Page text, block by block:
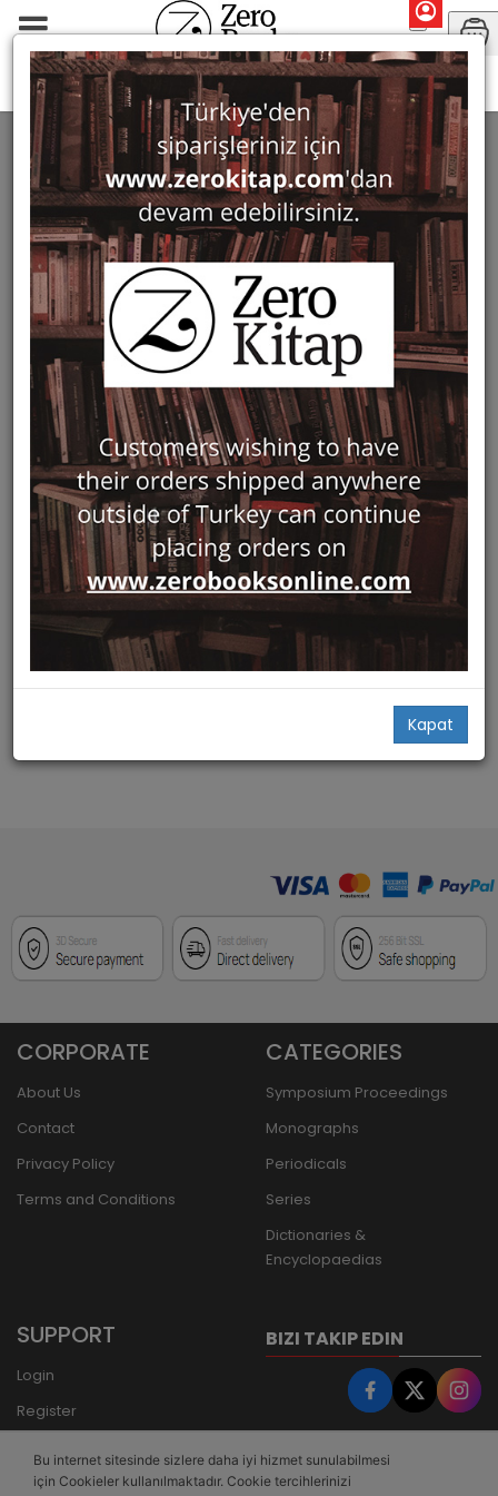
Kapat
Search: Suavi
SEARCH: SUAVI 1 ürün bulundu
Filter Show Only in Stock
Hızlı Bakış
Antropoloji Sozlugu
Islık Yayınları
Suavi, Kudret Emiroğlu...
79,00
CORPORATE
About Us
Contact
Privacy Policy
Terms and Conditions
CATEGORIES
Symposium Proceedings
Monographs
Periodicals
Series
Dictionaries &
Encyclopaedias
SUPPORT
Login
Register
Bank Transfer
BIZI TAKIP EDIN
Bu internet sitesinde sizlere daha iyi hizmet sunulabilmesi
için Cookieler kullanılmaktadır. Cookie tercihlerinizi